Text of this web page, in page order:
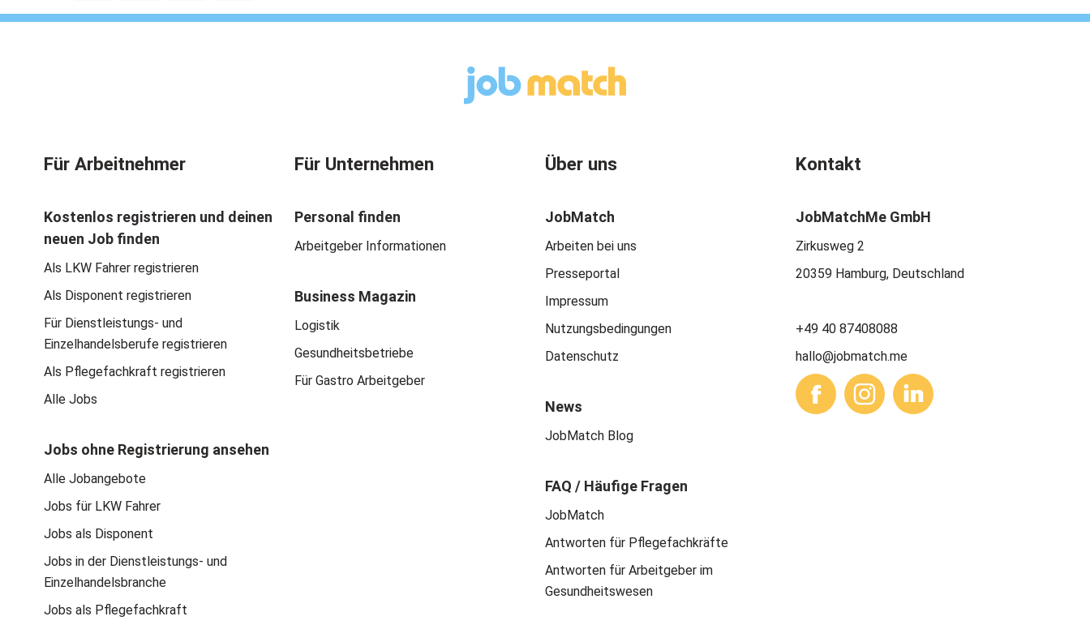
Für Arbeitnehmer
Kostenlos registrieren und deinen
neuen Job finden
Als LKW Fahrer registrieren
Als Disponent registrieren
Für Dienstleistungs- und
Einzelhandelsberufe registrieren
Als Pflegefachkraft registrieren
Alle Jobs
Jobs ohne Registrierung ansehen
Alle Jobangebote
Jobs für LKW Fahrer
Jobs als Disponent
Jobs in der Dienstleistungs- und
Einzelhandelsbranche
Jobs als Pflegefachkraft
Für Unternehmen
Personal finden
Arbeitgeber Informationen
Business Magazin
Logistik
Gesundheitsbetriebe
Für Gastro Arbeitgeber
Über uns
JobMatch
Arbeiten bei uns
Presseportal
Impressum
Nutzungsbedingungen
Datenschutz
News
JobMatch Blog
FAQ / Häufige Fragen
JobMatch
Antworten für Pflegefachkräfte
Antworten für Arbeitgeber im
Gesundheitswesen
Kontakt
JobMatchMe GmbH
Zirkusweg 2
20359 Hamburg, Deutschland
+49 40 87408088
hallo@jobmatch.me